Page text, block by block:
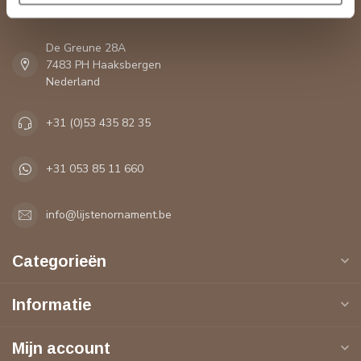
Contactgegevens
De Greune 28A
7483 PH Haaksbergen
Nederland
+31 (0)53 435 82 35
+31 053 85 11 660
info@lijstenornament.be
Categorieën
Informatie
Mijn account